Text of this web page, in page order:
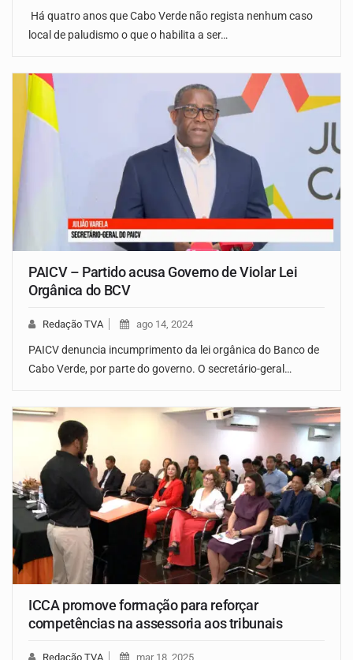
Há quatro anos que Cabo Verde não regista nenhum caso
local de paludismo o que o habilita a ser…
PAICV – Partido acusa Governo de Violar Lei
Orgânica do BCV
Redação TVA ago 14, 2024
PAICV denuncia incumprimento da lei orgânica do Banco de
Cabo Verde, por parte do governo. O secretário-geral…
ICCA promove formação para reforçar
competências na assessoria aos tribunais
Redação TVA mar 18, 2025